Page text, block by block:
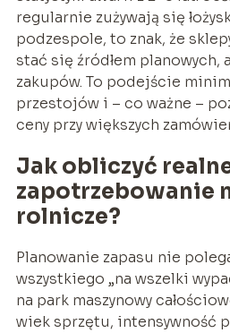
regularnie zużywają się
podzespole, to znak, że
stać się źródłem planowych,
zakupów. To podejście
przestojów i – co ważne –
ceny przy większych
Jak obliczyć
zapotrzebowanie
rolnicze?
Planowanie zapasu nie
wszystkiego „na wszelki
na park maszynowy
wiek sprzętu, intensywność